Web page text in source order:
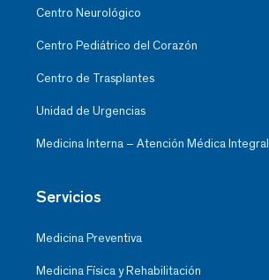
Centro Neurológico
Centro Pediátrico del Corazón
Centro de Trasplantes
Unidad de Urgencias
Medicina Interna – Atención Médica Integral
Servicios
Medicina Preventiva
Medicina Física y Rehabilitación